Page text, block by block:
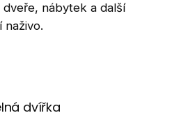
dveře, nábytek a další
naživo.
dvířka